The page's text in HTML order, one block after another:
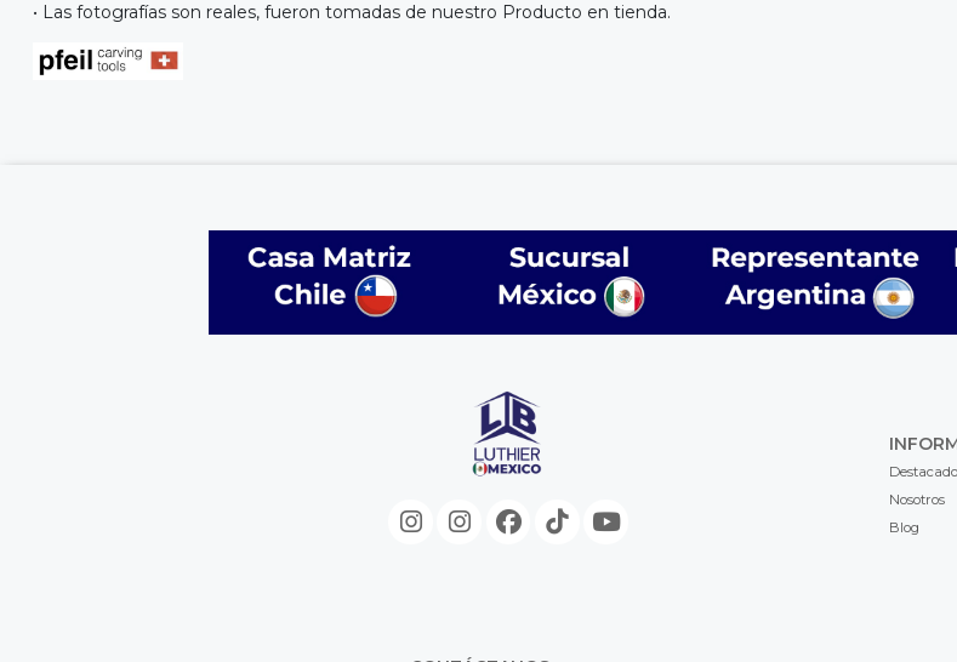
• Las fotografías son reales, fueron tomadas de nuestro Producto en tienda.
Nosotros
Blog